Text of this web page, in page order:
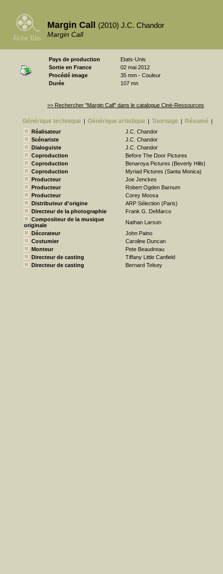
Margin Call (2010) J.C. Chandor
Margin Call
Pays de production
Etats-Unis
Sortie en France
02 mai 2012
Procédé image
35 mm - Couleur
Durée
107 mn
>> Rechercher "Margin Call" dans le catalogue Ciné-Ressources
Générique technique | Générique artistique | Tournage | Résumé |
Réalisateur
J.C. Chandor
Scénariste
J.C. Chandor
Dialoguiste
J.C. Chandor
Coproduction
Before The Door Pictures
Coproduction
Benaroya Pictures (Beverly Hills)
Coproduction
Myriad Pictures (Santa Monica)
Producteur
Joe Jenckes
Producteur
Robert Ogden Barnum
Producteur
Corey Moosa
Distributeur d'origine
ARP Sélection (Paris)
Directeur de la photographie
Frank G. DeMarco
Compositeur de la musique
originale
Nathan Larson
Décorateur
John Paino
Costumier
Caroline Duncan
Monteur
Pete Beaudreau
Directeur de casting
Tiffany Little Canfield
Directeur de casting
Bernard Telsey